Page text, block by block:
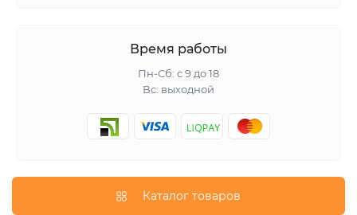
Время работы
Пн-Сб: с 9 до 18
Вс: выходной
Каталог товаров